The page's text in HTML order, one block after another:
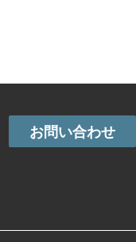
お問い合わせ